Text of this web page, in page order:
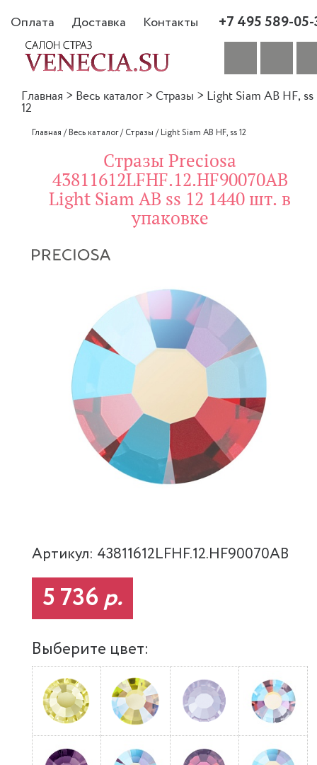
Оплата Доставка Контакты +7 495 589-
Главная > Весь каталог > Стразы > Light Siam AB HF, ss
12
Главная /Весь каталог/Стразы /Light Siam AB HF, ss 12
Стразы Preciosa
43811612LFHF.12.HF90070AB
Light Siam AB ss 12 1440 шт. в
упаковке
Артикул: 43811612LFHF.12.HF90070AB
5 736р.
Выберите цвет: